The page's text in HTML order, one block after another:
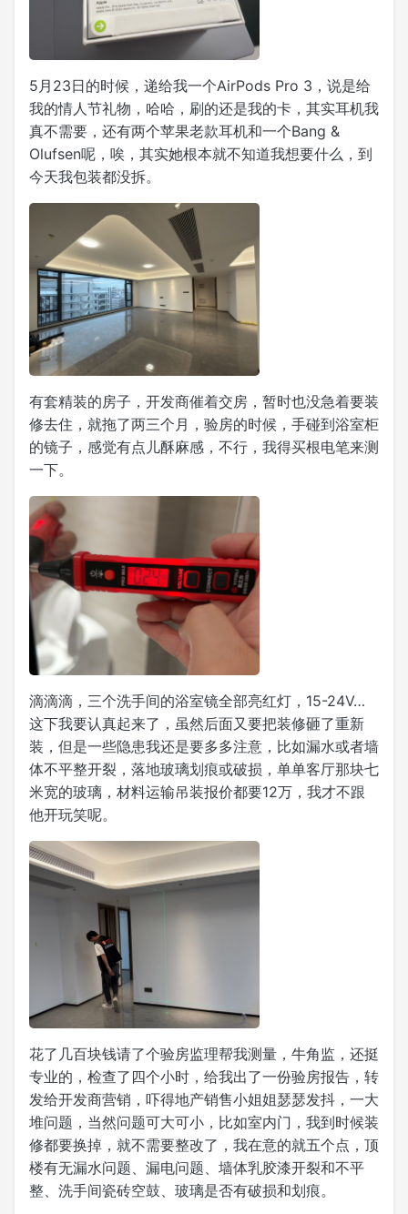
5月23日的时候，递给我一个AirPods Pro 3，说是给
我的情人节礼物，哈哈，刷的还是我的卡，其实耳机我
真不需要，还有两个苹果老款耳机和一个Bang &
Olufsen呢，唉，其实她根本就不知道我想要什么，到
今天我包装都没拆。
有套精装的房子，开发商催着交房，暂时也没急着要装
修去住，就拖了两三个月，验房的时候，手碰到浴室柜
的镜子，感觉有点儿酥麻感，不行，我得买根电笔来测
一下。
滴滴滴，三个洗手间的浴室镜全部亮红灯，15-24V…
这下我要认真起来了，虽然后面又要把装修砸了重新
装，但是一些隐患我还是要多多注意，比如漏水或者墙
体不平整开裂，落地玻璃划痕或破损，单单客厅那块七
米宽的玻璃，材料运输吊装报价都要12万，我才不跟
他开玩笑呢。
花了几百块钱请了个验房监理帮我测量，牛角监，还挺
专业的，检查了四个小时，给我出了一份验房报告，转
发给开发商营销，吓得地产销售小姐姐瑟瑟发抖，一大
堆问题，当然问题可大可小，比如室内门，我到时候装
修都要换掉，就不需要整改了，我在意的就五个点，顶
楼有无漏水问题、漏电问题、墙体乳胶漆开裂和不平
整、洗手间瓷砖空鼓、玻璃是否有破损和划痕。